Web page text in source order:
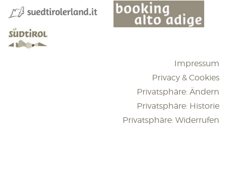
Impressum
Privacy & Cookies
Privatsphäre: Ändern
Privatsphäre: Historie
Privatsphäre: Widerrufen